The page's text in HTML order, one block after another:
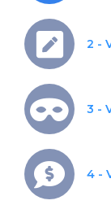
2 -
3 -
4 -